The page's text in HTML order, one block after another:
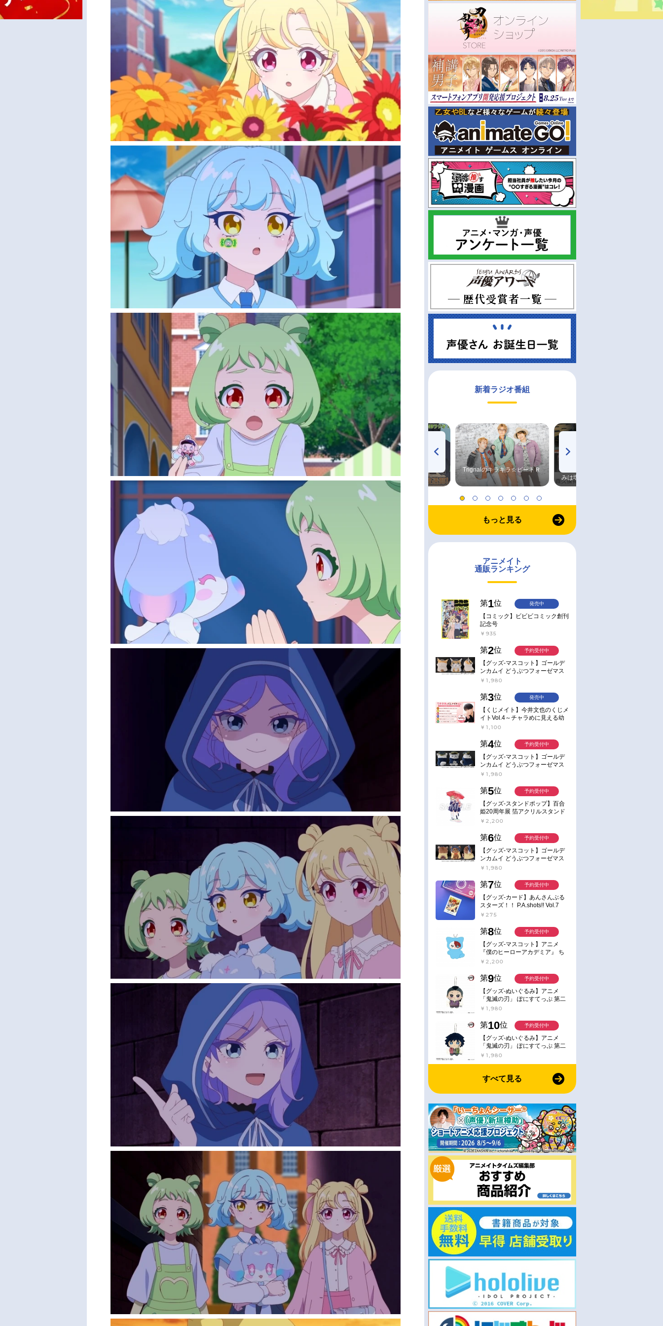
新着ラジオ番組
TVアニメ『戦隊大失格』
radio 大直会 2nd season
Trignalのキラキラ☆ビートＲ
みは塩だけ
もっと見る
アニメイト
通販ランキング
第1位
【コミック】ビビビコミック創刊
記念号
￥935
発売中
第2位
【グッズ-マスコット】ゴールデ
ンカムイ どうぶつフォーゼマス
コット 4.尾形百之助【再販】
￥1,980
予約受付中
第3位
【くじメイト】今井文也のくじメ
イトVol.4～チャラめに見える幼
馴染、実は一途で独占欲が強いん
￥1,100
発売中
第4位
【グッズ-マスコット】ゴールデ
ンカムイ どうぶつフォーゼマス
コット 5.月島軍曹【再販】
￥1,980
予約受付中
第5位
【グッズ-スタンドポップ】百合
姫20周年展 箔アクリルスタンド
E：あおのなち
￥2,200
予約受付中
第6位
【グッズ-マスコット】ゴールデ
ンカムイ どうぶつフォーゼマス
コット 6.鯉登少尉【再販】
￥1,980
予約受付中
第7位
【グッズ-カード】あんさんぶる
スターズ！！ P.A.shots!! Vol.7
Action
￥275
予約受付中
第8位
【グッズ-マスコット】アニメ
『僕のヒーローアカデミア』 ち
みけもますこっと 7.轟凍焦
￥2,200
予約受付中
第9位
【グッズ-ぬいぐるみ】アニメ
「鬼滅の刃」 ぽにすてっぷ 第二
弾 不死川 玄弥
￥1,980
予約受付中
第10位
【グッズ-ぬいぐるみ】アニメ
「鬼滅の刃」 ぽにすてっぷ 第二
弾 冨岡 義勇
￥1,980
予約受付中
すべて見る